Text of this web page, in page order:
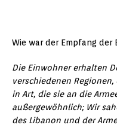
Wie war der Empfang der
Die Einwohner erhalten
verschiedenen
in Art, die sie an die
außergewöhnlich; Wir
des Libanon und der